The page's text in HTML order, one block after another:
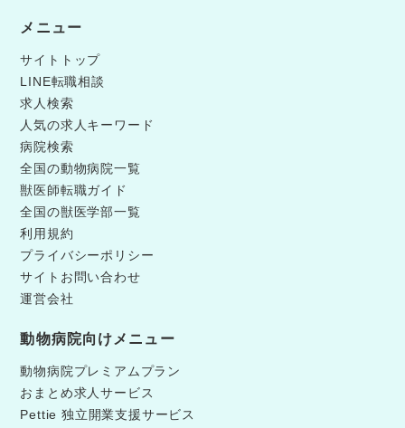
メニュー
サイトトップ
LINE転職相談
求人検索
人気の求人キーワード
病院検索
全国の動物病院一覧
獣医師転職ガイド
全国の獣医学部一覧
利用規約
プライバシーポリシー
サイトお問い合わせ
運営会社
動物病院向けメニュー
動物病院プレミアムプラン
おまとめ求人サービス
Pettie 独立開業支援サービス